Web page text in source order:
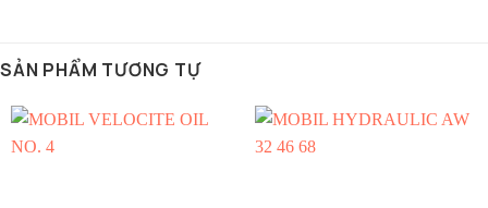
SẢN PHẨM TƯƠNG TỰ